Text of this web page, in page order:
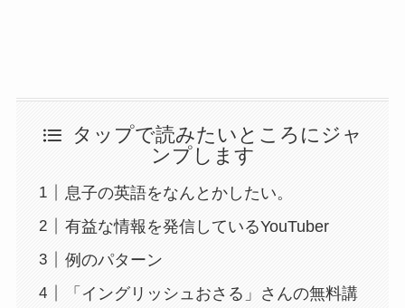
タップで読みたいところにジャ
ンプします
息子の英語をなんとかしたい。
有益な情報を発信しているYouTuber
例のパターン
「イングリッシュおさる」さんの無料講